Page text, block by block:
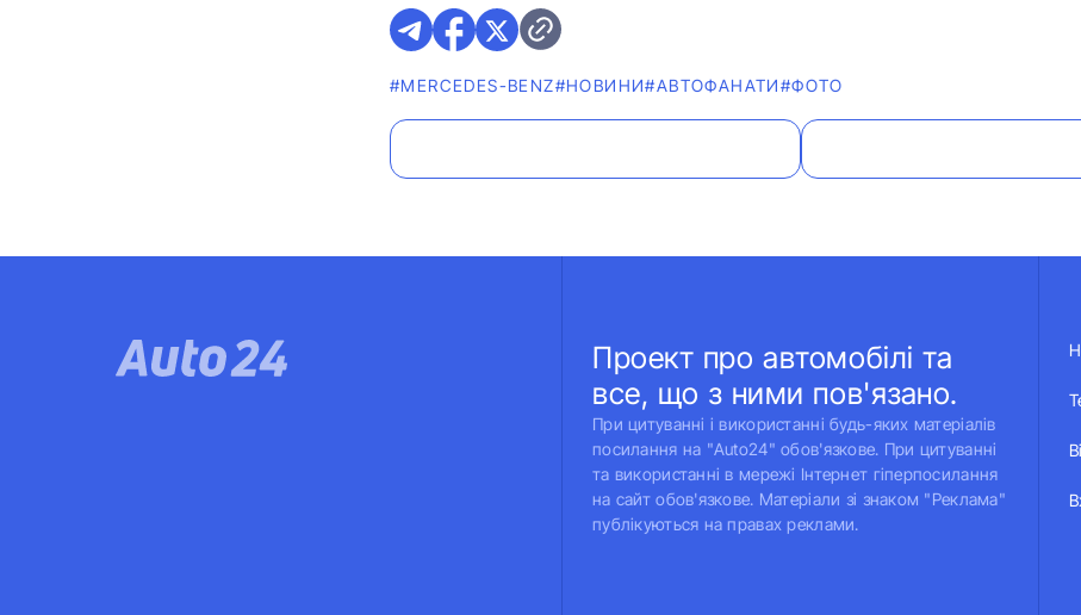
#MERCEDES-BENZ#НОВИНИ#АВТОФАНАТИ#ФОТО
Проект про автомобілі та
все, що з ними пов'язано.
При цитуванні і використанні будь-яких матеріалів
посилання на "Auto24" обов'язкове. При цитуванні
та використанні в мережі Інтернет гіперпосилання
на сайт обов'язкове. Матеріали зі знаком "Реклама"
публікуються на правах реклами.